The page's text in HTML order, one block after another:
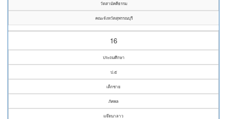
วัดสามัคคีธรรม
คณะจังหวัดสุพรรณบุรี
16
ประถมศึกษา
ป.๕
เด็กชาย
ภัคพล
แจ๊ดนาลาว